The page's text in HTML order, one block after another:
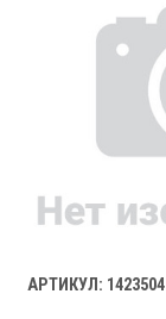
АРТИКУЛ: 1423504